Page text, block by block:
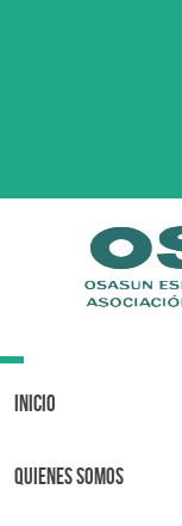
Toggle
Inicio
Quienes Somos